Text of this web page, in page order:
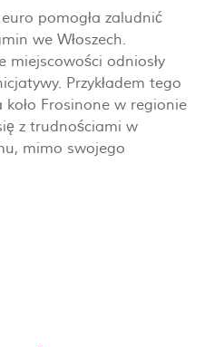
pomogła zaludnić
we Włoszech.
miejscowości odniosły
Przykładem tego
Frosinone w regionie
z trudnościami w
mimo swojego